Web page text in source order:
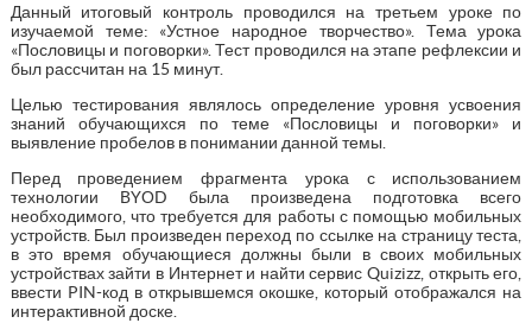
Данный итоговый контроль проводился на третьем уроке по
изучаемой теме: «Устное народное творчество». Тема урока
«Пословицы и поговорки». Тест проводился на этапе рефлексии и
был рассчитан на 15 минут.
Целью тестирования являлось определение уровня усвоения
знаний обучающихся по теме «Пословицы и поговорки» и
выявление пробелов в понимании данной темы.
Перед проведением фрагмента урока с использованием
технологии BYОD была произведена подготовка всего
необходимого, что требуется для работы с помощью мобильных
устройств. Был произведен переход по ссылке на страницу теста,
в это время обучающиеся должны были в своих мобильных
устройствах зайти в Интернет и найти сервис Quizizz, открыть его,
ввести PIN-код в открывшемся окошке, который отображался на
интерактивной доске.